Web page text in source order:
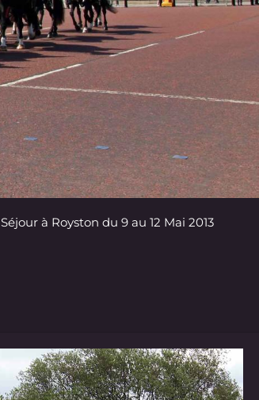
Séjour à Royston du 9 au 12 Mai 2013